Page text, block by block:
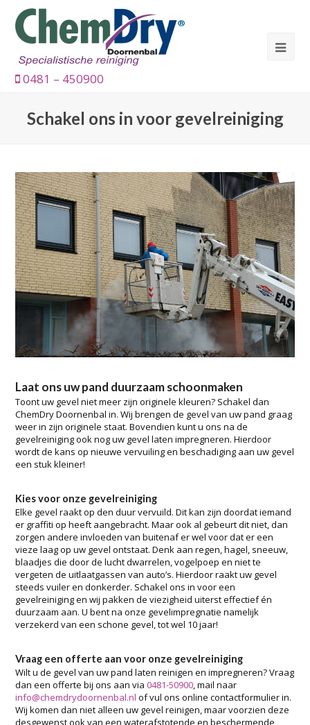
0481 – 450900
Schakel ons in voor gevelreiniging
Laat ons uw pand duurzaam schoonmaken
Toont uw gevel niet meer zijn originele kleuren? Schakel dan
ChemDry Doornenbal in. Wij brengen de gevel van uw pand graag
weer in zijn originele staat. Bovendien kunt u ons na de
gevelreiniging ook nog uw gevel laten impregneren. Hierdoor
wordt de kans op nieuwe vervuiling en beschadiging aan uw gevel
een stuk kleiner!
Kies voor onze gevelreiniging
Elke gevel raakt op den duur vervuild. Dit kan zijn doordat iemand
er graffiti op heeft aangebracht. Maar ook al gebeurt dit niet, dan
zorgen andere invloeden van buitenaf er wel voor dat er een
vieze laag op uw gevel ontstaat. Denk aan regen, hagel, sneeuw,
blaadjes die door de lucht dwarrelen, vogelpoep en niet te
vergeten de uitlaatgassen van auto’s. Hierdoor raakt uw gevel
steeds vuiler en donkerder. Schakel ons in voor een
gevelreiniging en wij pakken de viezigheid uiterst effectief én
duurzaam aan. U bent na onze gevelimpregnatie namelijk
verzekerd van een schone gevel, tot wel 10 jaar!
Vraag een offerte aan voor onze gevelreiniging
Wilt u de gevel van uw pand laten reinigen en impregneren? Vraag
dan een offerte bij ons aan via0481-50900, mail naar
info@chemdrydoornenbal.nl of vul ons online contactformulier in.
Wij komen dan niet alleen uw gevel reinigen, maar voorzien deze
desgewenst ook van een waterafstotende en beschermende